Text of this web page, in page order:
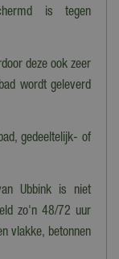
is tegen
deze ook zeer
wordt geleverd
gedeeltelijk- of
Ubbink is niet
zo'n 48/72 uur
vlakke, betonnen